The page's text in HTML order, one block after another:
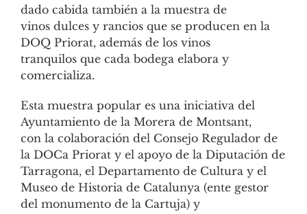
dado cabida también a la muestra de
vinos dulces y rancios que se producen en la
DOQ Priorat, además de los vinos
tranquilos que cada bodega elabora y
comercializa.
Esta muestra popular es una iniciativa del
Ayuntamiento de la Morera de Montsant,
con la colaboración del Consejo Regulador de
la DOCa Priorat y el apoyo de la Diputación de
Tarragona, el Departamento de Cultura y el
Museo de Historia de Catalunya (ente gestor
del monumento de la Cartuja) y